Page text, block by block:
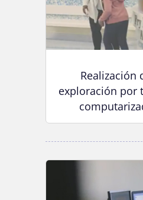
Realización
exploración por